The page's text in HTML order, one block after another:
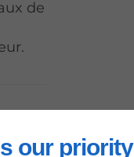
our priority
de